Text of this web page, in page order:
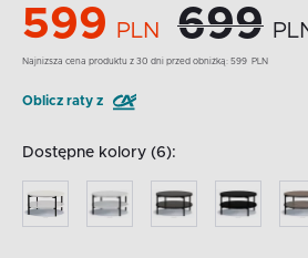
599 PLN 699
Najnizsza cena produktu z 30 dni przed obniżką: 599 PLN
Oblicz raty z
Dostępne kolory (6):